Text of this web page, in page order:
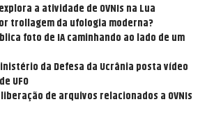
a atividade de OVNIs na Lua
trollagem da ufologia moderna?
foto de IA caminhando ao lado de um
da Defesa da Ucrânia posta vídeo
UFO
de arquivos relacionados a OVNIs